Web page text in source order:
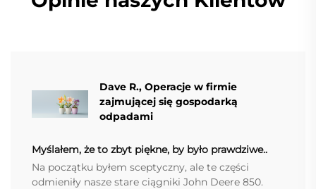
Dave R., Operacje w firmie
zajmującej się gospodarką
odpadami
Myślałem, że to zbyt piękne, by było prawdziwe..
Na początku byłem sceptyczny, ale te części
odmieniły nasze stare ciągniki John Deere 850.